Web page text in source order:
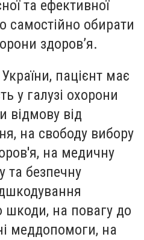
та ефективної
самостійно обирати
здоров’я.
пацієнт має
у галузі охорони
відмову від
на свободу вибору
на медичну
та безпечну
шкоди, на повагу до
меддопомоги, на